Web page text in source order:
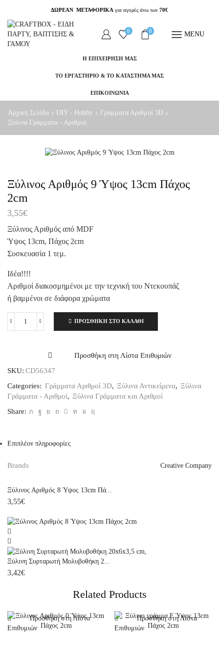
ΔΩΡΕΑΝ ΜΕΤΑΦΟΡΙΚΑ για αγορές άνω των 70€
0 0 MENU
Η ΕΠΙΧΕΙΡΗΣΗ ΜΑΣ
ΤΟ ΕΡΓΑΣΤΗΡΙΟ & ΤΟ ΚΑΤΑΣΤΗΜΑ ΜΑΣ
ΕΠΙΚΟΙΝΩΝΙΑ
Αρχική Σελίδα DIY - Hobby
Γράμματα Αριθμοί 3D
Ξύλινα Γράμματα - Αριθμοί
Ξύλινoς Αριθμός 9 Ύψος 13cm Πάχος
2cm
3,55€
Ξύλινος Αριθμός από MDF
Ύψος 13cm, Πάχος 2cm
Συσκευασία 1 τεμ.
Ιδέα!!!!
Αριθμοί διακοσμημένοι με την τεχνική του Ντεκουπάζ
ή βαμμένοι σε διάφορα χρώματα
Ξύλινoς
Πάχος
2cm
ποσότητα
ΠΡΟΣΘΉΚΗ ΣΤΟ ΚΑΛΆΘΙ
Προσθήκη στη Λίστα Επιθυμιών
SKU: CD56347
Categories: Γράμματα Αριθμοί 3D, Ξύλινα Αντικείμενα, Ξύλινα
Γράμματα - Αριθμοί, Ξύλινα Γράμματα και Αριθμοί
Share:
Επιπλέον πληροφορίες
Brands Creative Company
Ξύλινoς Αριθμός 8 Ύψος 13cm Πά...
3,55€
Ξύλινη Συρταρωτή Μολυβοθήκη 2...
3,42€
Related Products
Προσθήκη στη Λίστα
Επιθυμιών
Προσθήκη στη Λίστα
Επιθυμιών